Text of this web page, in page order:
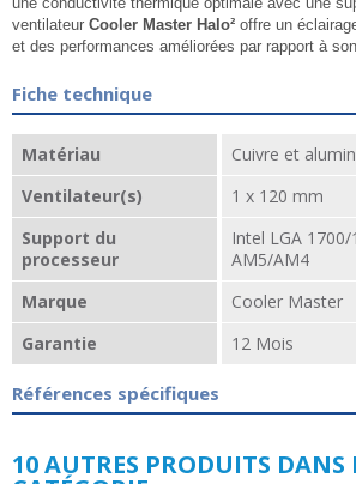
ventilateur Cooler Master Halo² offre un
et des performances améliorées par rapport à
Fiche technique
Matériau
Cuivre et
Ventilateur(s)
1 x 120 mm
Support du
processeur
Intel LGA
AM5/AM4
Marque
Cooler Master
Garantie
12 Mois
Références spécifiques
10 AUTRES PRODUITS DANS